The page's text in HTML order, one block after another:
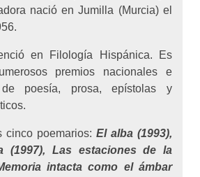
nació en Jumilla (Murcia) el
en Filología Hispánica. Es
premios nacionales e
de poesía, prosa, epístolas y
cinco poemarios: El alba (1993),
(1997), Las estaciones de la
intacta como el ámbar